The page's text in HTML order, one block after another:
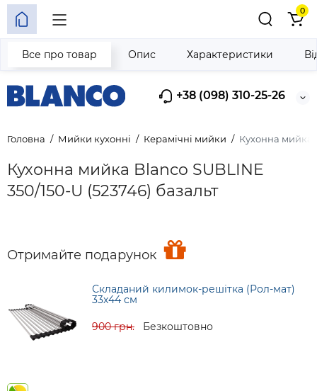
+38 (098) 310-25-26
0
Головна Мийки кухонні Керамічні мийки Кухонна мийка
Кухонна мийка Blanco SUBLINE
350/150-U (523746) базальт
Отримайте подарунок
Складаний килимок-решітка (Рол-мат)
33х44 см
900 грн. Безкоштовно
Все про товар Опис Характеристики